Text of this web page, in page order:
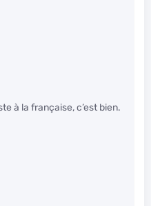
à la française, c’est bien.